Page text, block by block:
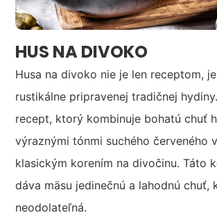
HUS NA DIVOKO
Husa na divoko nie je len receptom,
rustikálne pripravenej tradičnej
recept, ktorý kombinuje bohatú chuť
výraznými tónmi suchého červeného
klasickým korením na divočinu. Táto
dáva mäsu jedinečnú a lahodnú chuť,
neodolateľná.